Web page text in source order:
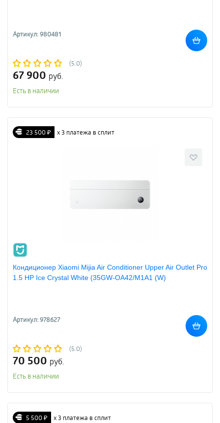
Артикул: 980481
(5.0)
67 900 руб.
Есть в наличии
23 500 ₽ х 3 платежа в сплит
Кондиционер Xiaomi Mijia Air Conditioner Upper Air Outlet Pro
1.5 HP Ice Crystal White (35GW-OA42/M1A1 (W)
Артикул: 978627
(5.0)
70 500 руб.
Есть в наличии
5 500 ₽ х 3 платежа в сплит